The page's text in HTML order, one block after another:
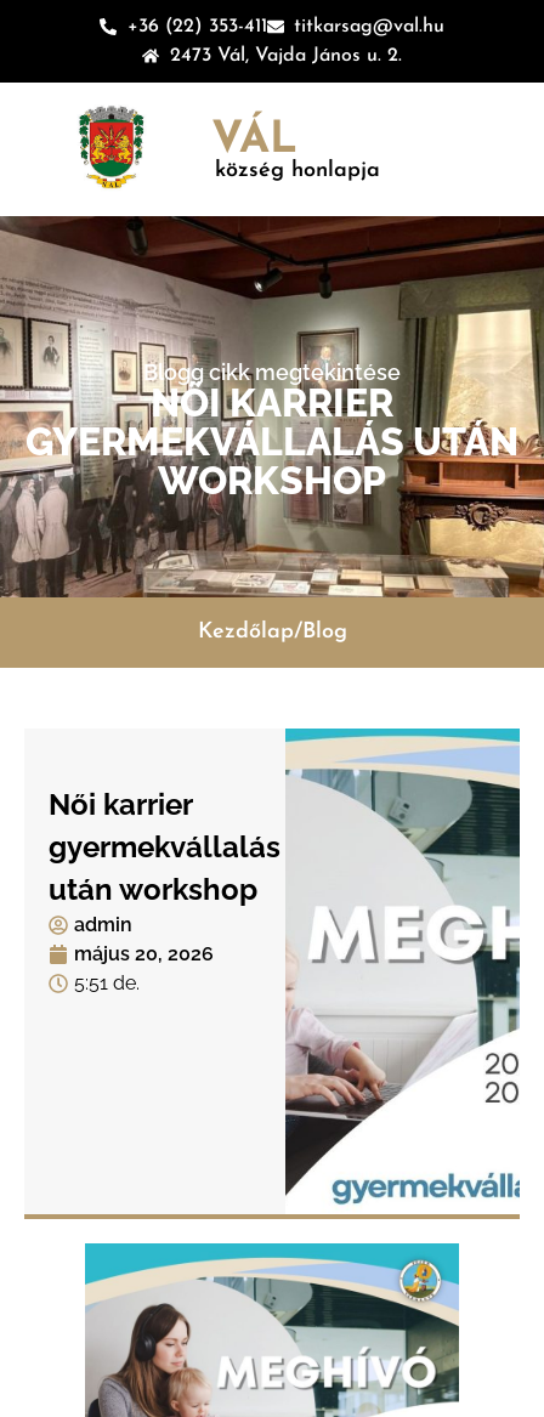
+36 (22) 353-411
titkarsag@val.hu
2473 Vál, Vajda János u. 2.
VÁL
község honlapja
Blogg cikk megtekintése
NŐI KARRIER
GYERMEKVÁLLALÁS UTÁN
WORKSHOP
Kezdőlap/Blog
Női karrier
gyermekvállalás
után workshop
admin
május 20, 2026
5:51 de.